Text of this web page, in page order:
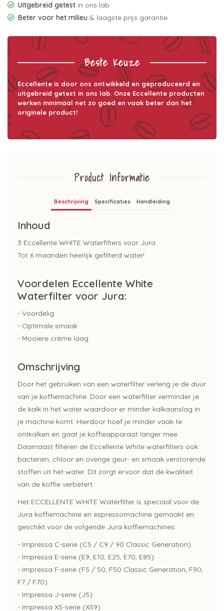
Uitgebreid getest in ons lab
Beter voor het milieu & laagste prijs garantie
Beste Keuze
Eccellente is door ons ontwikkeld en geproduceerd en
uitgebreid getest in ons lab. Onze Eccellente producten
werken minimaal net zo goed en vaak beter dan het
originele product!
Product Informatie
Beschrijving Specificaties Handleiding
Inhoud
3 Eccellente WHITE Waterfilters voor Jura
Tot 6 maanden heerlijk gefilterd water!
Voordelen Eccellente White
Waterfilter voor Jura:
- Voordelig
- Optimale smaak
- Mooiere crème laag
Omschrijving
Door het gebruiken van een waterfilter verleng je de duur
van je koffiemachine. Door een waterfilter verminder je
de kalk in het water waardoor er minder kalkaanslag in
je machine komt. Hierdoor hoef je minder vaak te
ontkalken en gaat je koffieapparaat langer mee.
Daarnaast filteren de Eccellente White waterfilters ook
bacteriën, chloor en overige geur- en smaak verstorende
stoffen uit het water. Dit zorgt ervoor dat de kwaliteit
van de koffie verbetert.
Het ECCELLENTE WHITE Waterfilter is speciaal voor de
Jura koffiemachine en espressomachine gemaakt en
geschikt voor de volgende Jura koffiemachines:
- Impressa C-serie (C5 / C9 / 90 Classic Generation)
- Impressa E-serie (E9, E10, E25, E70, E85)
- Impressa F-serie (F5 / 50, F50 Classic Generation, F90,
F7 / F70)
- Impressa J-serie (J5)
- Impressa XS-serie (XS9)